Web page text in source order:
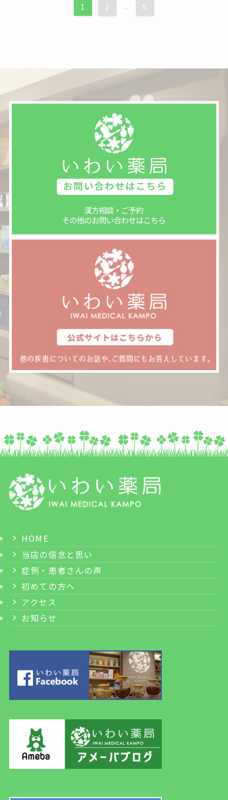
1 2 ... 5
HOME
当店の信念と思い
症例・患者さんの声
初めての方へ
アクセス
お知らせ